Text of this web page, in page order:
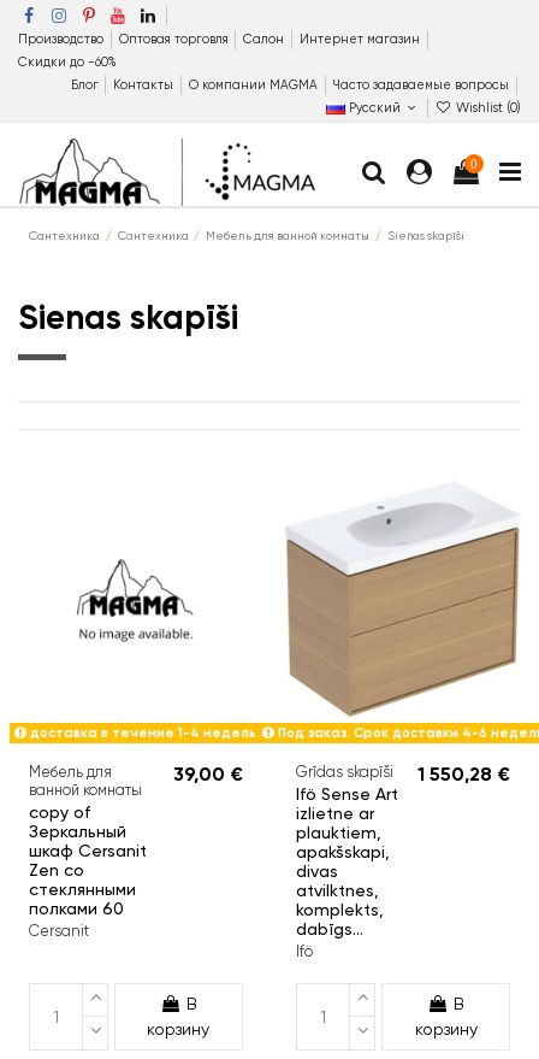
Производство Оптовая торговля Салон
Интернет магазин
Скидки до −60%
Блог
Контакты О компании MAGMA
Часто задаваемые вопросы
Русский
Wishlist (0)
0
Сантехника Сантехника Мебель для ванной комнаты Sienas skapīši
Sienas skapīši
доставка в течение 1-4 недель
Мебель для
ванной комнаты
copy of
Зеркальный
шкаф Cersanit
Zen со
стеклянными
полками 60
Cersanit
39,00 €
В
корзину
Под заказ. Срок доставки 4-6
Grīdas skapīši
Ifö Sense Art
izlietne ar
plauktiem,
apakšskapi,
divas
atvilktnes,
komplekts,
dabīgs...
Ifö
1 550,28 €
В
корзину